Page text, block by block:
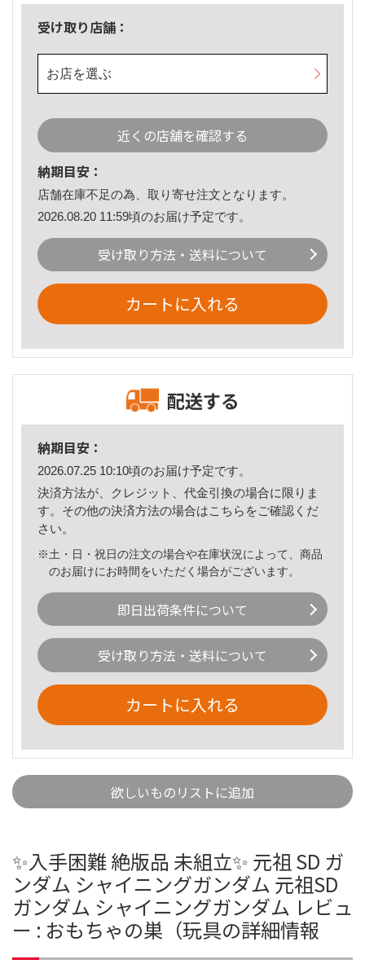
受け取り店舗：
お店を選ぶ
近くの店舗を確認する
納期目安：
店舗在庫不足の為、取り寄せ注文となります。
2026.08.20 11:59頃のお届け予定です。
受け取り方法・送料について
カートに入れる
配送する
納期目安：
2026.07.25 10:10頃のお届け予定です。
決済方法が、クレジット、代金引換の場合に限りま
す。その他の決済方法の場合はこちら をご確認くだ
さい。
※土・日・祝日の注文の場合や在庫状況によって、商品
のお届けにお時間をいただく場合がございます。
即日出荷条件について
受け取り方法・送料について
カートに入れる
欲しいものリストに追加
✨入手困難 絶版品 未組立✨ 元祖 SD ガ
ンダム シャイニングガンダム 元祖SD
ガンダム シャイニングガンダム レビュ
ー : おもちゃの巣（玩具の詳細情報